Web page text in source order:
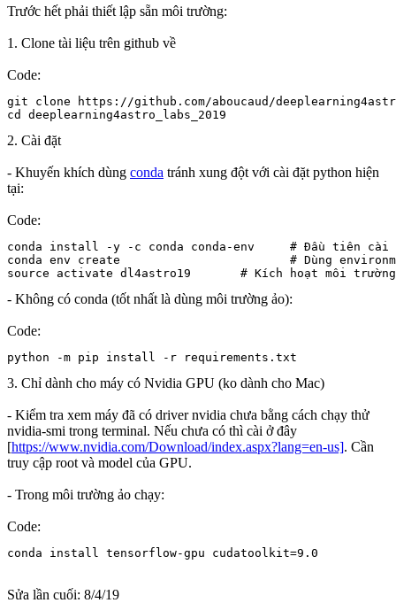
Trước hết phải thiết lập sẵn môi trường:
1. Clone tài liệu trên github về
Code:
git clone https://github.com/aboucaud/
cd deeplearning4astro_labs_2019
2. Cài đặt
- Khuyến khích dùng conda tránh xung đột với cài đặt python hiện
tại:
Code:
conda install -y -c conda conda-env     # Đầu tiên cài
conda env create                        # Dùng
source activate dl4astro19       # Kích hoạt môi
- Không có conda (tốt nhất là dùng môi trường ảo):
Code:
python -m pip install -r requirements.txt
3. Chỉ dành cho máy có Nvidia GPU (ko dành cho Mac)
- Kiểm tra xem máy đã có driver nvidia chưa bằng cách chạy thử
nvidia-smi trong terminal. Nếu chưa có thì cài ở đây
[https://www.nvidia.com/Download/index.aspx?lang=en-us]. Cần
truy cập root và model của GPU.
- Trong môi trường ảo chạy:
Code:
conda install tensorflow-gpu cudatoolkit=9.0
Sửa lần cuối: 8/4/19